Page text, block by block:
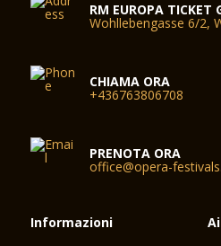
RM EUROPA TICKET
Wohllebengasse 6/2,
CHIAMA ORA
+436763806708
PRENOTA ORA
office@opera-
Informazioni